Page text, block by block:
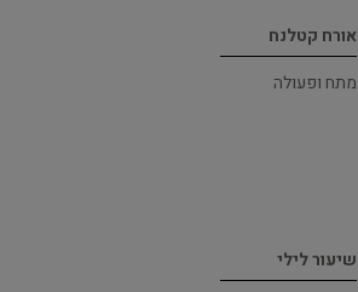
אורח קטלנח
מתח ופעולה
שיעור לילי